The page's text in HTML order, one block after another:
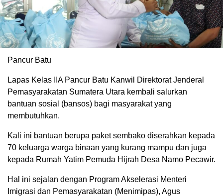
Pancur Batu
Lapas Kelas IIA Pancur Batu Kanwil Direktorat Jenderal
Pemasyarakatan Sumatera Utara kembali salurkan
bantuan sosial (bansos) bagi masyarakat yang
membutuhkan.
Kali ini bantuan berupa paket sembako diserahkan kepada
70 keluarga warga binaan yang kurang mampu dan juga
kepada Rumah Yatim Pemuda Hijrah Desa Namo Pecawir.
Hal ini sejalan dengan Program Akselerasi Menteri
Imigrasi dan Pemasyarakatan (Menimipas), Agus